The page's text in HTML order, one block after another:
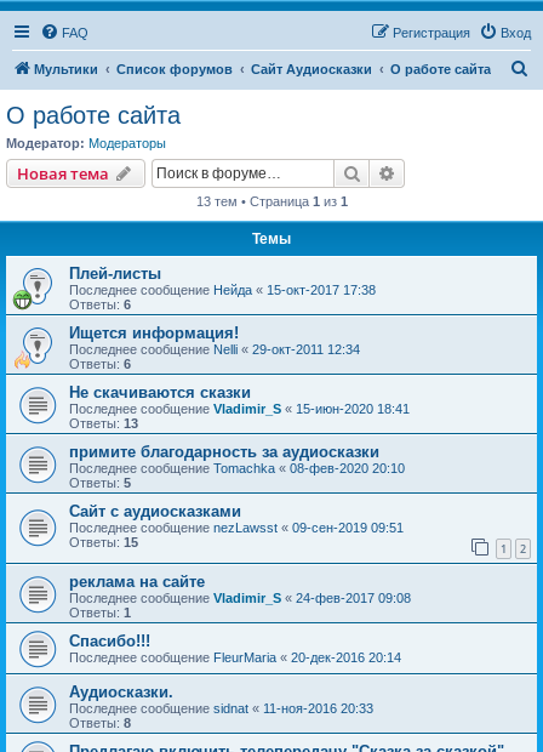
FAQ Вход
Регистрация
Мультики Список форумов Сайт Аудиосказки О работе сайта
О работе сайта
Модератор: Модераторы
Новая тема Поиск
13 тем • Страница 1 из 1
Темы
Плей-листы
Последнее сообщение Нейда « 15-окт-2017 17:38
Ответы: 6
Ищется информация!
Последнее сообщение Nelli « 29-окт-2011 12:34
Ответы: 6
Не скачиваются сказки
Последнее сообщение Vladimir_S « 15-июн-2020 18:41
Ответы: 13
примите благодарность за аудиосказки
Последнее сообщение Tomachka « 08-фев-2020 20:10
Ответы: 5
Сайт с аудиосказками
Последнее сообщение nezLawsst « 09-сен-2019 09:51
Ответы: 15 1 2
реклама на сайте
Последнее сообщение Vladimir_S « 24-фев-2017 09:08
Ответы: 1
Спасибо!!!
Последнее сообщение FleurMaria « 20-дек-2016 20:14
Аудиосказки.
Последнее сообщение sidnat « 11-ноя-2016 20:33
Ответы: 8